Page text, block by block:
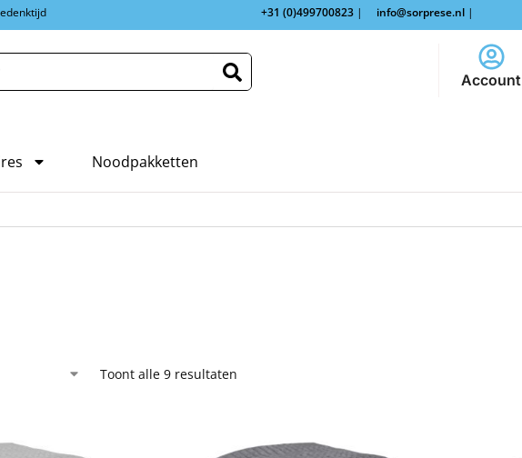
+31 (0)499700823 | info@sorprese.nl |
Account
Noodpakketten
Toont alle 9 resultaten